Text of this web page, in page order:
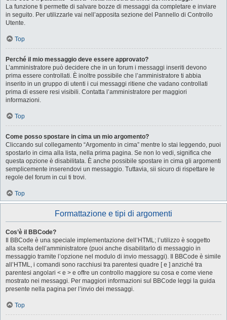
La funzione ti permette di salvare bozze di messaggi da completare e inviare
in seguito. Per utilizzarle vai nell’apposita sezione del Pannello di Controllo
Utente.
Top
Perché il mio messaggio deve essere approvato?
L’amministratore può decidere che in un forum i messaggi inseriti devono
prima essere controllati. È inoltre possibile che l’amministratore ti abbia
inserito in un gruppo di utenti i cui messaggi ritiene che vadano controllati
prima di essere resi visibili. Contatta l’amministratore per maggiori
informazioni.
Top
Come posso spostare in cima un mio argomento?
Cliccando sul collegamento “Argomento in cima” mentre lo stai leggendo, puoi
spostarlo in cima alla lista, nella prima pagina. Se non lo vedi, significa che
questa opzione è disabilitata. È anche possibile spostare in cima gli argomenti
semplicemente inserendovi un messaggio. Tuttavia, sii sicuro di rispettare le
regole del forum in cui ti trovi.
Top
Formattazione e tipi di argomenti
Cos’è il BBCode?
Il BBCode è una speciale implementazione dell’HTML; l’utilizzo è soggetto
alla scelta dell’amministratore (puoi anche disabilitarlo di messaggio in
messaggio tramite l’opzione nel modulo di invio messaggi). Il BBCode è simile
all’HTML, i comandi sono racchiusi tra parentesi quadre [ e ] anziché tra
parentesi angolari < e > e offre un controllo maggiore su cosa e come viene
mostrato nei messaggi. Per maggiori informazioni sul BBCode leggi la guida
presente nella pagina per l’invio dei messaggi.
Top